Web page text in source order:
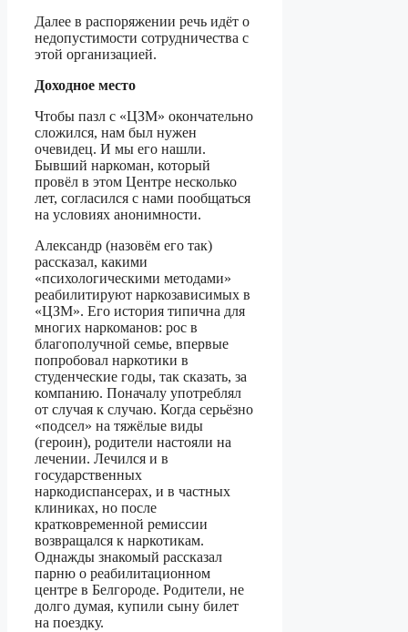
Далее в распоряжении речь идёт о
недопустимости сотрудничества с
этой организацией.
Доходное место
Чтобы пазл с «ЦЗМ» окончательно
сложился, нам был нужен
очевидец. И мы его нашли.
Бывший наркоман, который
провёл в этом Центре несколько
лет, согласился с нами пообщаться
на условиях анонимности.
Александр (назовём его так)
рассказал, какими
«психологическими методами»
реабилитируют наркозависимых в
«ЦЗМ». Его история типична для
многих наркоманов: рос в
благополучной семье, впервые
попробовал наркотики в
студенческие годы, так сказать, за
компанию. Поначалу употреблял
от случая к случаю. Когда серьёзно
«подсел» на тяжёлые виды
(героин), родители настояли на
лечении. Лечился и в
государственных
наркодиспансерах, и в частных
клиниках, но после
кратковременной ремиссии
возвращался к наркотикам.
Однажды знакомый рассказал
парню о реабилитационном
центре в Белгороде. Родители, не
долго думая, купили сыну билет
на поездку.